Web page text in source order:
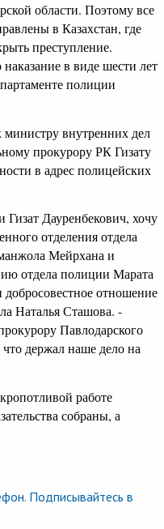
области. Поэтому все
в Казахстан, где
преступление.
в виде шести лет
полиции
министру внутренних дел
прокурору РК Гизату
в адрес полицейских
Дауренбекович, хочу
отделения отдела
Мейрхана и
отдела полиции Марата
отношение
Наталья Сташова. -
Павлодарского
держал наше дело на
работе
собраны, а
Подписывайтесь в